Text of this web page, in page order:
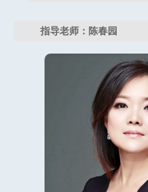
指导老师：陈春园